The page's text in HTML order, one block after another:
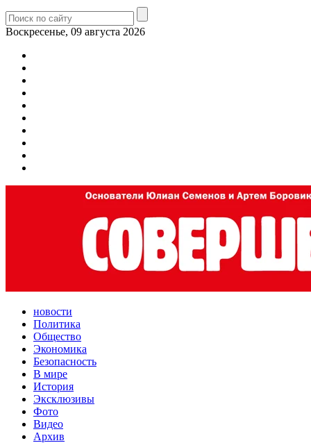
Воскресенье, 09 августа 2026
новости
Политика
Общество
Экономика
Безопасность
В мире
История
Эксклюзивы
Фото
Видео
Архив